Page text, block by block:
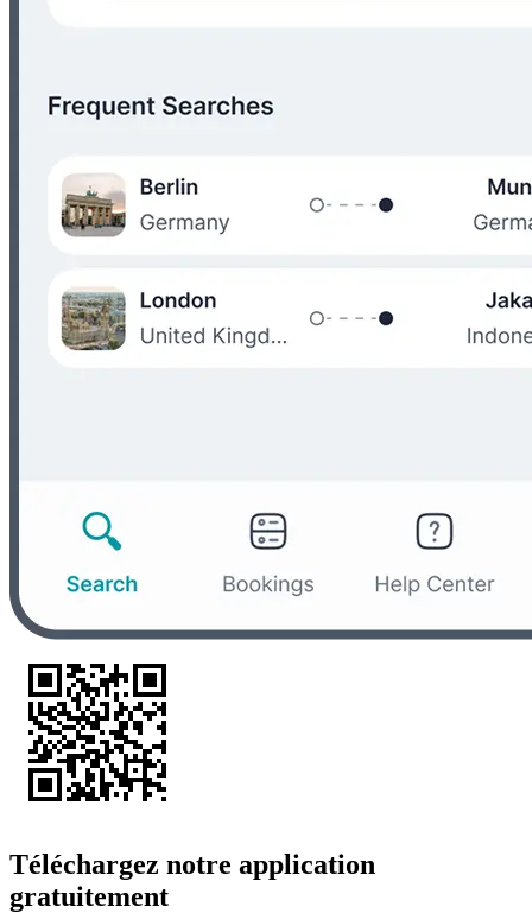
Téléchargez notre application
gratuitement